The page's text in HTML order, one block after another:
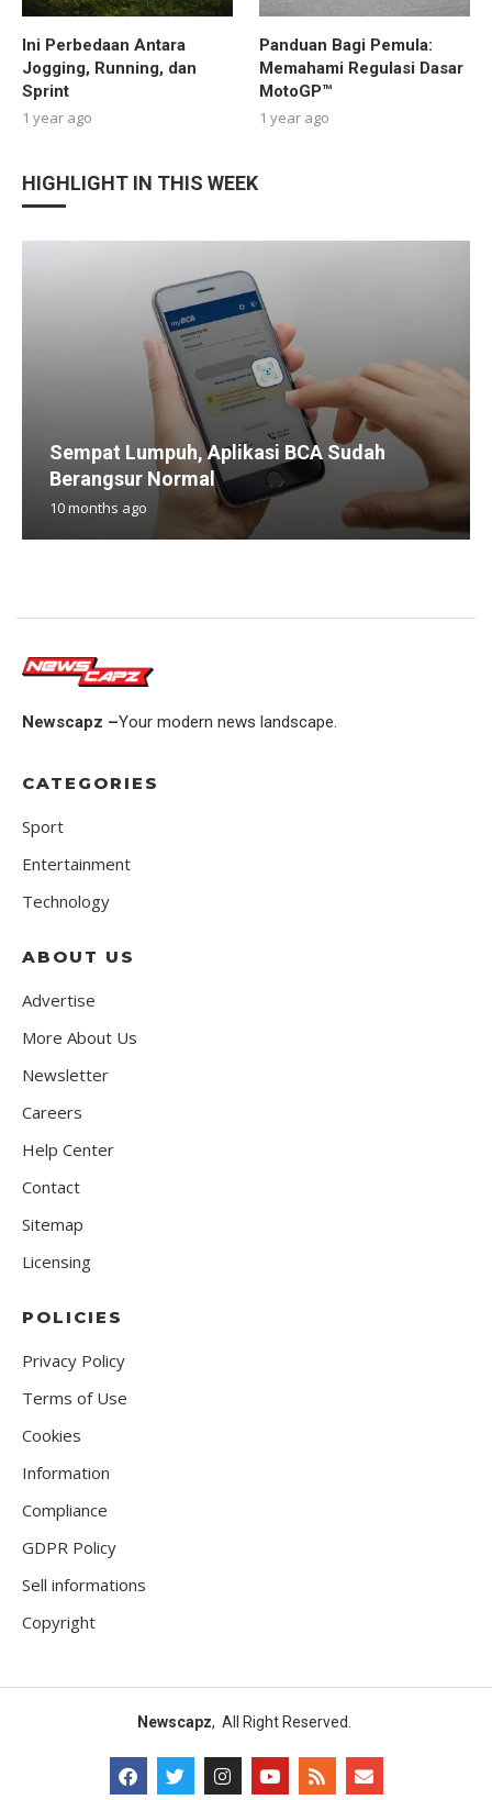
Ini Perbedaan Antara
Jogging, Running, dan
Sprint
1 year ago
Panduan Bagi Pemula:
Memahami Regulasi Dasar
MotoGP™
1 year ago
HIGHLIGHT IN THIS WEEK
Sempat Lumpuh, Aplikasi BCA Sudah
Berangsur Normal
10 months ago
Newscapz –Your modern news landscape.
CATEGORIES
Sport
Entertainment
Technology
ABOUT US
Advertise
More About Us
Newsletter
Careers
Help Center
Contact
Sitemap
Licensing
POLICIES
Privacy Policy
Terms of Use
Cookies
Information
Compliance
GDPR Policy
Sell informations
Copyright
Newscapz, All Right Reserved.